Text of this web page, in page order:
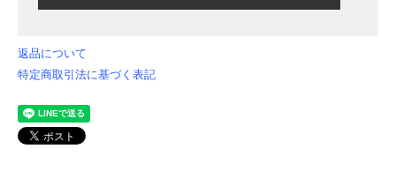
返品について
特定商取引法に基づく表記